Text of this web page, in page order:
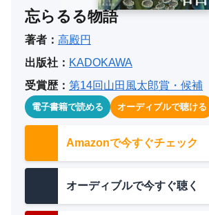
忘らるる物語
著者： 高殿円
出版社： KADOKAWA
受賞歴： 第14回山田風太郎賞・候補
電子書籍で読める オーディブルで聴ける
Amazonで今すぐチェック
オーディブルで今すぐ聴く